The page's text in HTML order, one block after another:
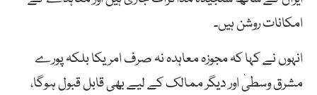
امکانات روشن ہیں۔
انہوں نے کہا کہ مجوزہ معاہدہ نہ صرف امریکا بلکہ پورے
مشرق وسطیٰ اور دیگر ممالک کے لیے بھی قابل قبول ہوگا،